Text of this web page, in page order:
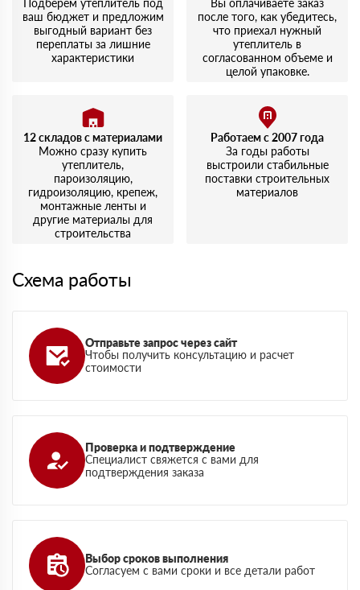
Подберем утеплитель под
ваш бюджет и предложим
выгодный вариант без
переплаты за лишние
характеристики
Вы оплачиваете заказ
после того, как убедитесь,
что приехал нужный
утеплитель в
согласованном объеме и
целой упаковке.
12 складов с материалами
Можно сразу купить
утеплитель,
пароизоляцию,
гидроизоляцию, крепеж,
монтажные ленты и
другие материалы для
строительства
Работаем с 2007 года
За годы работы
выстроили стабильные
поставки строительных
материалов
Схема работы
Отправьте запрос через сайт
Чтобы получить консультацию и расчет
стоимости
Проверка и подтверждение
Специалист свяжется с вами для
подтверждения заказа
Выбор сроков выполнения
Согласуем с вами сроки и все детали работ